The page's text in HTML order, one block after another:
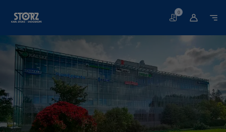
Warenkorb
0